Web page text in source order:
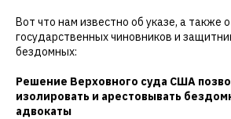
Вот что нам известно об указе, а также
государственных чиновников и
бездомных:
Решение Верховного суда США
изолировать и арестовывать
адвокаты